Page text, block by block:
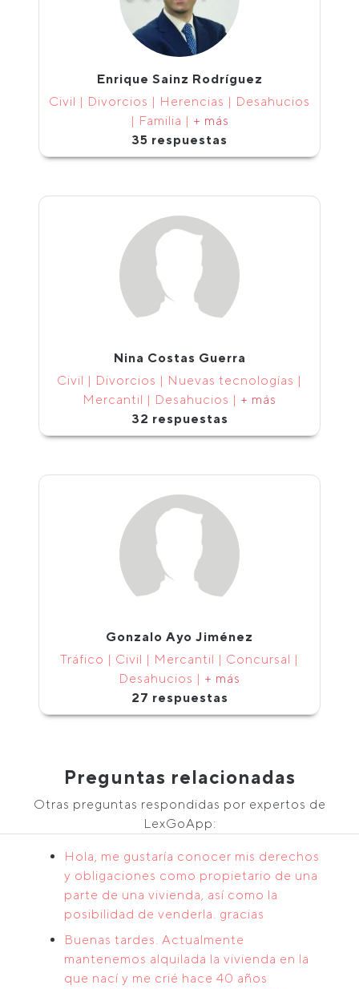
Enrique Sainz Rodríguez
Civil | Divorcios | Herencias | Desahucios
| Familia | + más
35 respuestas
Nina Costas Guerra
Civil | Divorcios | Nuevas tecnologías |
Mercantil | Desahucios | + más
32 respuestas
Gonzalo Ayo Jiménez
Tráfico | Civil | Mercantil | Concursal |
Desahucios | + más
27 respuestas
Preguntas relacionadas
Otras preguntas respondidas por expertos de
LexGoApp:
Hola, me gustaría conocer mis derechos
y obligaciones como propietario de una
parte de una vivienda, así como la
posibilidad de venderla. gracias
Buenas tardes. Actualmente
mantenemos alquilada la vivienda en la
que nací y me crié hace 40 años